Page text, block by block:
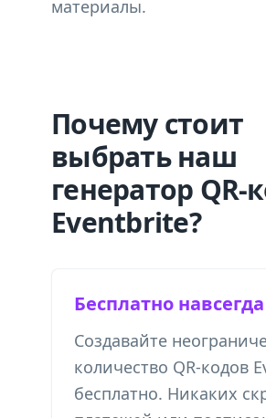
материалы.
Почему стоит
выбрать наш
генератор QR-
Eventbrite?
Бесплатно навсегда
Создавайте
количество QR-кодов
бесплатно. Никаких